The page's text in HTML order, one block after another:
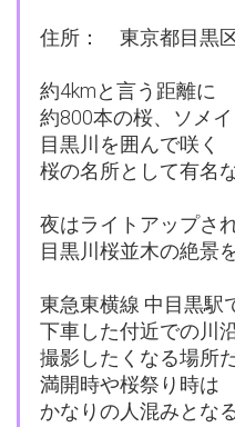
住所： 東京都目黒
約4kmと言う距離に
約800本の桜、ソメ
目黒川を囲んで咲く
桜の名所として有名
夜はライトアップさ
目黒川桜並木の絶景
東急東横線 中目黒駅
下車した付近での川
撮影したくなる場所だ
満開時や桜祭り時は
かなりの人混みとなる